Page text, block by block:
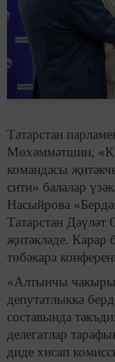
Татарстан
Мөхәммәтшин,
командасы
сити» балалар
Насыйрова
Татарстан Дәүләт
җитәкләде. Карар
төбәкара
«Алтынчы
депутатлыкка
составында
делегатлар
диде хисап